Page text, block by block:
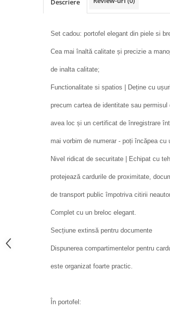
Descriere
Set cadou: portofel elegant din piele si
Cea mai înaltă calitate și precizie a
de inalta calitate;
Functionalitate si spatios | Deține cu
precum cartea de identitate sau
avea loc și un certificat de înregistrare
mai vorbim de numerar - poți încăpea
Nivel ridicat de securitate | Echipat cu
protejează cardurile de proximitate,
de transport public împotriva citirii
Complet cu un breloc elegant.
Secțiune extinsă pentru documente
Dispunerea compartimentelor pentru
este organizat foarte practic.
În portofel: